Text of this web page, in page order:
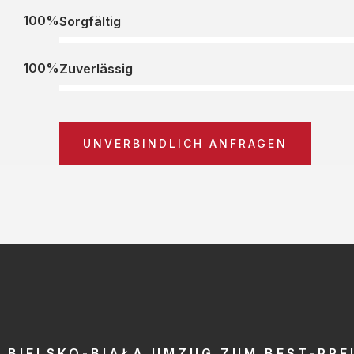
Sorgfältig
100%
Zuverlässig
100%
UNVERBINDLICH ANFRAGEN